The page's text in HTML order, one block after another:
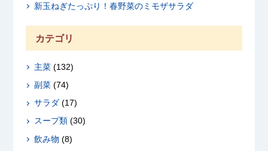
新玉ねぎたっぷり！春野菜のミモザサラダ
カテゴリ
主菜(132)
副菜(74)
サラダ(17)
スープ類(30)
飲み物 (8)